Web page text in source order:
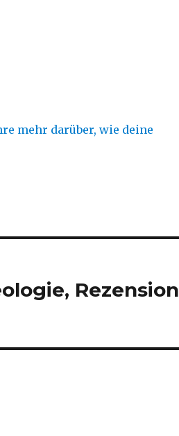
mehr darüber, wie deine
Rezension